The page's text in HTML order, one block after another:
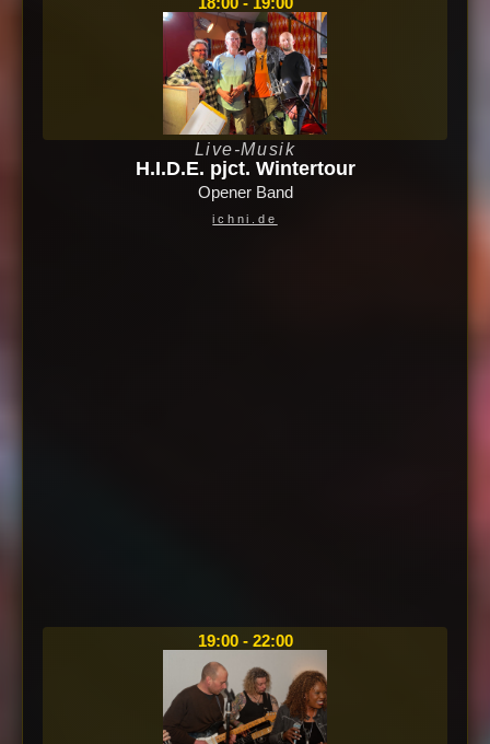
Live-Musik
H.I.D.E. pjct. Wintertour
Opener Band
ichni.de
19:00 - 22:00